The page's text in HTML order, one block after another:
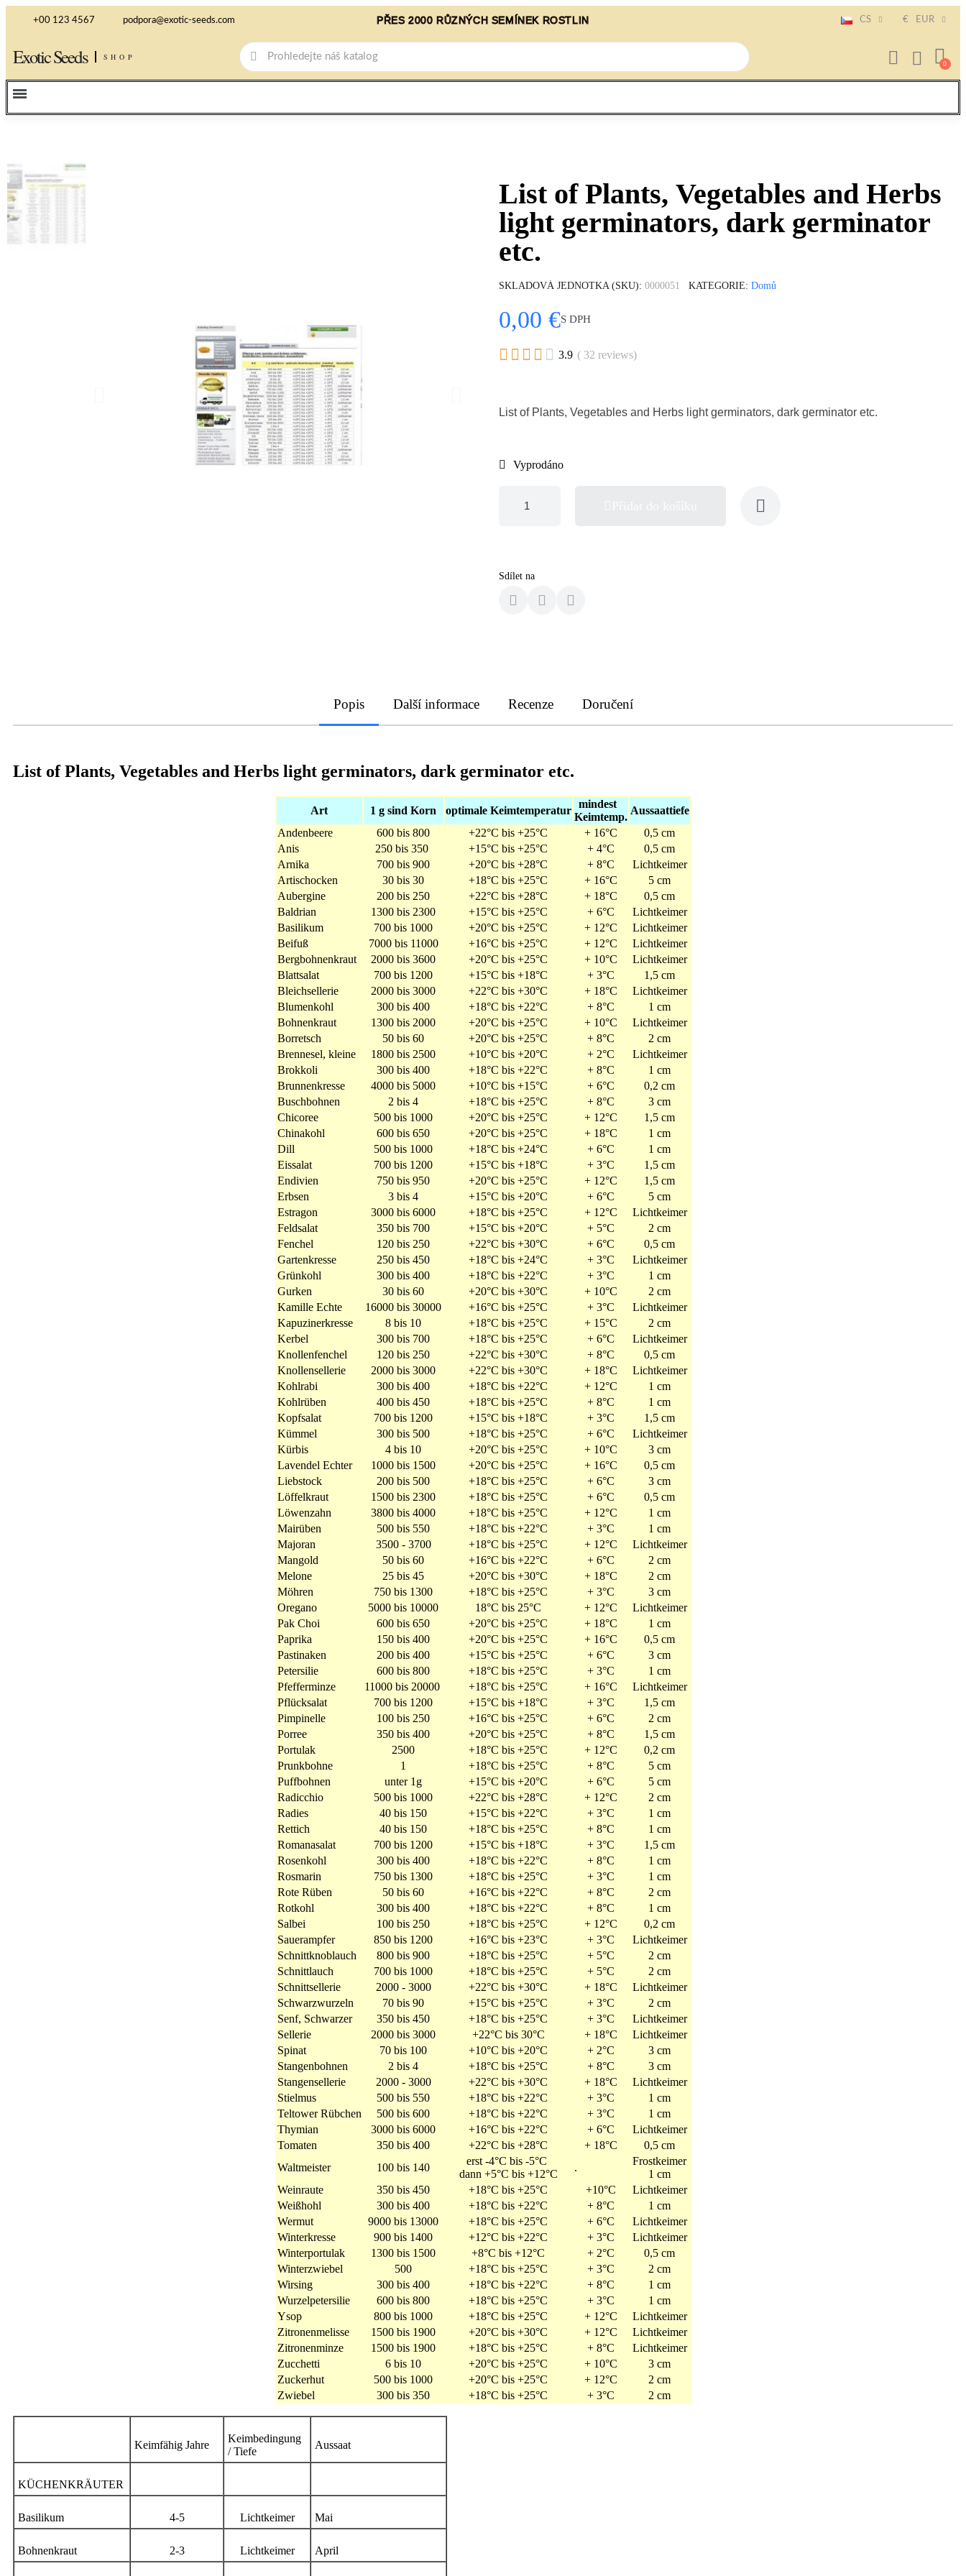
+00 123 4567 podpora@exotic-seeds.com PŘES 2000 RŮZNÝCH SEMÍNEK ROSTLIN CS € EUR
Exotic Seeds SHOP
List of Plants, Vegetables and Herbs
light germinators, dark germinator
etc.
SKLADOVÁ JEDNOTKA (SKU) 0000051 KATEGORIE Domů
0,00 €S DPH
     3.9 ( 32 reviews)
List of Plants, Vegetables and Herbs light germinators, dark germinator etc.
Vyprodáno
Sdílet na
Popis Další informace Recenze Doručení
List of Plants, Vegetables and Herbs light germinators, dark germinator etc.
Art 1 g sind Korn optimale Keimtemperatur
mindest
Keimtemp.
Aussaattiefe
Andenbeere
600 bis 800 +22°C bis +25°C + 16°C
0,5 cm
Anis
250 bis 350 +15°C bis +25°C + 4°C
0,5 cm
Arnika
700 bis 900 +20°C bis +28°C + 8°C
Lichtkeimer
Artischocken
30 bis 30 +18°C bis +25°C + 16°C
5 cm
Aubergine
200 bis 250 +22°C bis +28°C + 18°C
0,5 cm
Baldrian
1300 bis 2300 +15°C bis +25°C + 6°C
Lichtkeimer
Basilikum
700 bis 1000 +20°C bis +25°C + 12°C
Lichtkeimer
Beifuß
7000 bis 11000 +16°C bis +25°C + 12°C
Lichtkeimer
Bergbohnenkraut
2000 bis 3600 +20°C bis +25°C + 10°C
Lichtkeimer
Blattsalat
700 bis 1200 +15°C bis +18°C + 3°C
1,5 cm
Bleichsellerie
2000 bis 3000 +22°C bis +30°C + 18°C
Lichtkeimer
Blumenkohl
300 bis 400 +18°C bis +22°C + 8°C
1 cm
Bohnenkraut
1300 bis 2000 +20°C bis +25°C + 10°C
Lichtkeimer
Borretsch
50 bis 60 +20°C bis +25°C + 8°C
2 cm
Brennesel, kleine
1800 bis 2500 +10°C bis +20°C + 2°C
Lichtkeimer
Brokkoli
300 bis 400 +18°C bis +22°C + 8°C
1 cm
Brunnenkresse
4000 bis 5000 +10°C bis +15°C + 6°C
0,2 cm
Buschbohnen
2 bis 4 +18°C bis +25°C + 8°C
3 cm
Chicoree
500 bis 1000 +20°C bis +25°C + 12°C
1,5 cm
Chinakohl
600 bis 650 +20°C bis +25°C + 18°C
1 cm
Dill
500 bis 1000 +18°C bis +24°C + 6°C
1 cm
Eissalat
700 bis 1200 +15°C bis +18°C + 3°C
1,5 cm
Endivien
750 bis 950 +20°C bis +25°C + 12°C
1,5 cm
Erbsen
3 bis 4 +15°C bis +20°C + 6°C
5 cm
Estragon
3000 bis 6000 +18°C bis +25°C + 12°C
Lichtkeimer
Feldsalat
350 bis 700 +15°C bis +20°C + 5°C
2 cm
Fenchel
120 bis 250 +22°C bis +30°C + 6°C
0,5 cm
Gartenkresse
250 bis 450 +18°C bis +24°C + 3°C
Lichtkeimer
Grünkohl
300 bis 400 +18°C bis +22°C + 3°C
1 cm
Gurken
30 bis 60 +20°C bis +30°C + 10°C
2 cm
Kamille Echte
16000 bis 30000 +16°C bis +25°C + 3°C
Lichtkeimer
Kapuzinerkresse
8 bis 10 +18°C bis +25°C + 15°C
2 cm
Kerbel
300 bis 700 +18°C bis +25°C + 6°C
Lichtkeimer
Knollenfenchel
120 bis 250 +22°C bis +30°C + 8°C
0,5 cm
Knollensellerie
2000 bis 3000 +22°C bis +30°C + 18°C
Lichtkeimer
Kohlrabi
300 bis 400 +18°C bis +22°C + 12°C
1 cm
Kohlrüben
400 bis 450 +18°C bis +25°C + 8°C
1 cm
Kopfsalat
700 bis 1200 +15°C bis +18°C + 3°C
1,5 cm
Kümmel
300 bis 500 +18°C bis +25°C + 6°C
Lichtkeimer
Kürbis
4 bis 10 +20°C bis +25°C + 10°C
3 cm
Lavendel Echter
1000 bis 1500 +20°C bis +25°C + 16°C
0,5 cm
Liebstock
200 bis 500 +18°C bis +25°C + 6°C
3 cm
Löffelkraut
1500 bis 2300 +18°C bis +25°C + 6°C
0,5 cm
Löwenzahn
3800 bis 4000 +18°C bis +25°C + 12°C
1 cm
Mairüben
500 bis 550 +18°C bis +22°C + 3°C
1 cm
Majoran
3500 - 3700 +18°C bis +25°C + 12°C
Lichtkeimer
Mangold
50 bis 60 +16°C bis +22°C + 6°C
2 cm
Melone
25 bis 45 +20°C bis +30°C + 18°C
2 cm
Möhren
750 bis 1300 +18°C bis +25°C + 3°C
3 cm
Oregano
5000 bis 10000 18°C bis 25°C + 12°C
Lichtkeimer
Pak Choi
600 bis 650 +20°C bis +25°C + 18°C
1 cm
Paprika
150 bis 400 +20°C bis +25°C + 16°C
0,5 cm
Pastinaken
200 bis 400 +15°C bis +25°C + 6°C
3 cm
Petersilie
600 bis 800 +18°C bis +25°C + 3°C
1 cm
Pfefferminze
11000 bis 20000 +18°C bis +25°C + 16°C
Lichtkeimer
Pflücksalat
700 bis 1200 +15°C bis +18°C + 3°C
1,5 cm
Pimpinelle
100 bis 250 +16°C bis +25°C + 6°C
2 cm
Porree
350 bis 400 +20°C bis +25°C + 8°C
1,5 cm
Portulak
2500 +18°C bis +25°C + 12°C
0,2 cm
Prunkbohne
1 +18°C bis +25°C + 8°C
5 cm
Puffbohnen
unter 1g +15°C bis +20°C + 6°C
5 cm
Radicchio
500 bis 1000 +22°C bis +28°C + 12°C
2 cm
Radies
40 bis 150 +15°C bis +22°C + 3°C
1 cm
Rettich
40 bis 150 +18°C bis +25°C + 8°C
1 cm
Romanasalat
700 bis 1200 +15°C bis +18°C + 3°C
1,5 cm
Rosenkohl
300 bis 400 +18°C bis +22°C + 8°C
1 cm
Rosmarin
750 bis 1300 +18°C bis +25°C + 3°C
1 cm
Rote Rüben
50 bis 60 +16°C bis +22°C + 8°C
2 cm
Rotkohl
300 bis 400 +18°C bis +22°C + 8°C
1 cm
Salbei
100 bis 250 +18°C bis +25°C + 12°C
0,2 cm
Sauerampfer
850 bis 1200 +16°C bis +23°C + 3°C
Lichtkeimer
Schnittknoblauch
800 bis 900 +18°C bis +25°C + 5°C
2 cm
Schnittlauch
700 bis 1000 +18°C bis +25°C + 5°C
2 cm
Schnittsellerie
2000 - 3000 +22°C bis +30°C + 18°C
Lichtkeimer
Schwarzwurzeln
70 bis 90 +15°C bis +25°C + 3°C
2 cm
Senf, Schwarzer
350 bis 450 +18°C bis +25°C + 3°C
Lichtkeimer
Sellerie
2000 bis 3000 +22°C bis 30°C + 18°C
Lichtkeimer
Spinat
70 bis 100 +10°C bis +20°C + 2°C
3 cm
Stangenbohnen
2 bis 4 +18°C bis +25°C + 8°C
3 cm
Stangensellerie
2000 - 3000 +22°C bis +30°C + 18°C
Lichtkeimer
Stielmus
500 bis 550 +18°C bis +22°C + 3°C
1 cm
Teltower Rübchen
500 bis 600 +18°C bis +22°C + 3°C
1 cm
Thymian
3000 bis 6000 +16°C bis +22°C + 6°C
Lichtkeimer
Tomaten
350 bis 400 +22°C bis +28°C + 18°C
0,5 cm
Waltmeister
100 bis 140
erst -4°C bis -5°C
dann +5°C bis +12°C
.
Frostkeimer
1 cm
Weinraute
350 bis 450 +18°C bis +25°C +10°C
Lichtkeimer
Weißhohl
300 bis 400 +18°C bis +22°C + 8°C
1 cm
Wermut
9000 bis 13000 +18°C bis +25°C + 6°C
Lichtkeimer
Winterkresse
900 bis 1400 +12°C bis +22°C + 3°C
Lichtkeimer
Winterportulak
1300 bis 1500 +8°C bis +12°C + 2°C
0,5 cm
Winterzwiebel
500 +18°C bis +25°C + 3°C
2 cm
Wirsing
300 bis 400 +18°C bis +22°C + 8°C
1 cm
Wurzelpetersilie
600 bis 800 +18°C bis +25°C + 3°C
1 cm
Ysop
800 bis 1000 +18°C bis +25°C + 12°C
Lichtkeimer
Zitronenmelisse
1500 bis 1900 +20°C bis +30°C + 12°C
Lichtkeimer
Zitronenminze
1500 bis 1900 +18°C bis +25°C + 8°C
Lichtkeimer
Zucchetti
6 bis 10 +20°C bis +25°C + 10°C
3 cm
Zuckerhut
500 bis 1000 +20°C bis +25°C + 12°C
2 cm
Zwiebel
300 bis 350 +18°C bis +25°C + 3°C 2 cm
Keimfähig Jahre
Keimbedingung
/ Tiefe
Aussaat
KÜCHENKRÄUTER
Basilikum 4-5 Lichtkeimer Mai
Bohnenkraut 2-3 Lichtkeimer April